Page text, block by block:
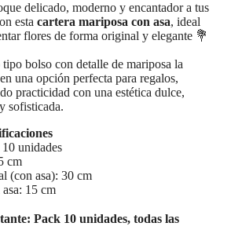
la
página
de
delicado, moderno y encantador a tus
esta cartera mariposa con asa, ideal
flores de forma original y elegante 💐
tipo bolso con detalle de mariposa la
una opción perfecta para regalos,
practicidad con una estética dulce,
sofisticada.
unidades
cm
(con asa): 30 cm
15 cm
Pack 10 unidades, todas las